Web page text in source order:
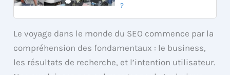
?
Le voyage dans le monde du SEO commence par la
compréhension des fondamentaux : le business,
les résultats de recherche, et l’intention utilisateur.